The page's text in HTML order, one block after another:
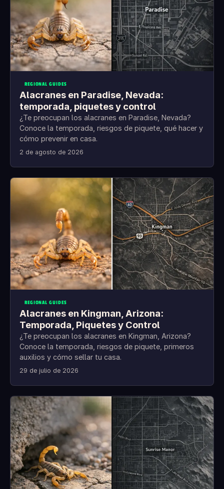
REGIONAL GUIDES
Alacranes en Paradise, Nevada:
temporada, piquetes y control
¿Te preocupan los alacranes en Paradise, Nevada?
Conoce la temporada, riesgos de piquete, qué hacer y
cómo prevenir en casa.
2 de agosto de 2026
REGIONAL GUIDES
Alacranes en Kingman, Arizona:
Temporada, Piquetes y Control
¿Te preocupan los alacranes en Kingman, Arizona?
Conoce la temporada, riesgos de piquete, primeros
auxilios y cómo sellar tu casa.
29 de julio de 2026